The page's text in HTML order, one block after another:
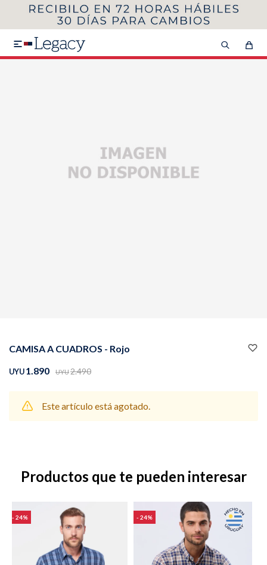

CAMISA A CUADROS - Rojo
UYU1.890 UYU2.490
Este artículo está agotado.
Productos que te pueden interesar
24 24
MI CUENTA
VER COLECCIÓN DE HOMBRE
Camperas Chalecos